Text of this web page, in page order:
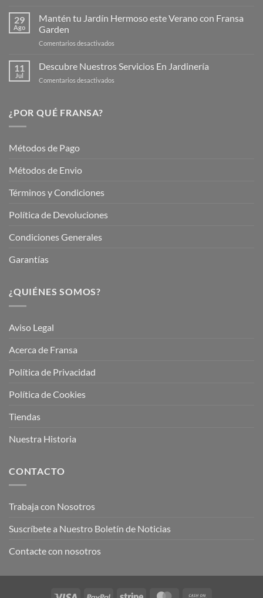
de
de
Verano
Plantas
29
Ago
Mantén tu Jardín Hermoso este Verano con Fransa
Garden
Comentarios desactivados
Jardín
11
Jul
Descubre Nuestros Servicios En Jardinería
Comentarios desactivados
¿POR QUÉ FRANSA?
Métodos de Pago
Métodos de Envio
Términos y Condiciones
Política de Devoluciones
Condiciones Generales
Garantías
¿QUIÉNES SOMOS?
Aviso Legal
Acerca de Fransa
Política de Privacidad
Política de Cookies
Tiendas
Nuestra Historia
CONTACTO
Trabaja con Nosotros
Suscríbete a Nuestro Boletín de Noticias
Contacte con nosotros
Visa PayPal Stripe MasterCard